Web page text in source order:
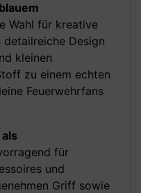
Wahl für kreative
Design
kleinen
zu einem echten
Feuerwehrfans
für
und
Griff sowie